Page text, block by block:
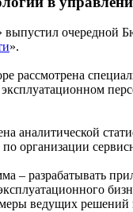
очередной
».
рассмотрена
аналитической
организации
– разрабатывать
ведущих решений